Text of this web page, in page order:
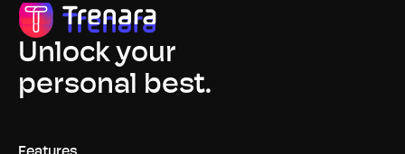
Unlock your
personal best.